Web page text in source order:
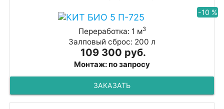
-10 %
Переработка: 1 м3
Залповый сброс: 200 л
109 300 руб.
Монтаж: по запросу
ЗАКАЗАТЬ